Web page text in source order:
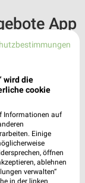
App
der kostenlosen
Prospekten
wird die
cookie
Informationen auf
Einige
öffnen
ablehnen
verwalten“
in der linken